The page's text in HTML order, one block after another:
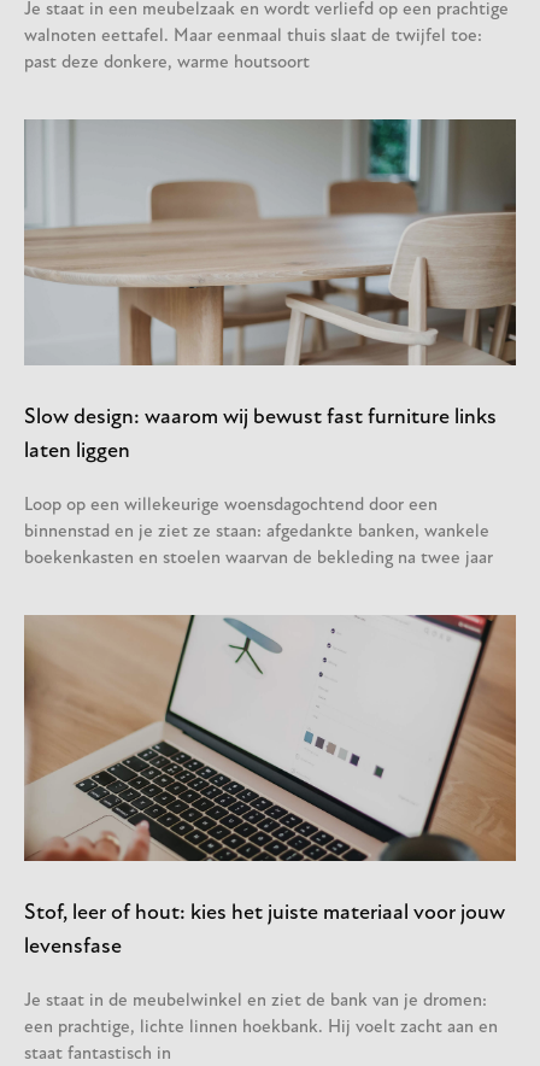
Je staat in een meubelzaak en wordt verliefd op een prachtige
walnoten eettafel. Maar eenmaal thuis slaat de twijfel toe:
past deze donkere, warme houtsoort
Slow design: waarom wij bewust fast furniture links
laten liggen
Loop op een willekeurige woensdagochtend door een
binnenstad en je ziet ze staan: afgedankte banken, wankele
boekenkasten en stoelen waarvan de bekleding na twee jaar
Stof, leer of hout: kies het juiste materiaal voor jouw
levensfase
Je staat in de meubelwinkel en ziet de bank van je dromen:
een prachtige, lichte linnen hoekbank. Hij voelt zacht aan en
staat fantastisch in